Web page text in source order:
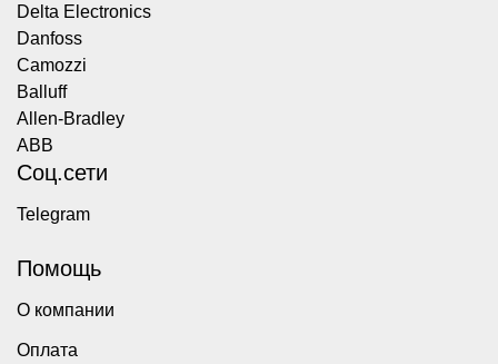
Delta Electronics
Danfoss
Camozzi
Balluff
Allen-Bradley
ABB
Соц.сети
Telegram
Помощь
О компании
Оплата